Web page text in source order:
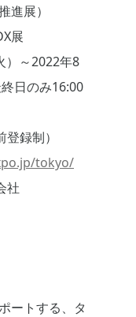
進展）
展
）～2022年8
日のみ16:00
録制）
tokyo/
社
ートする、タ